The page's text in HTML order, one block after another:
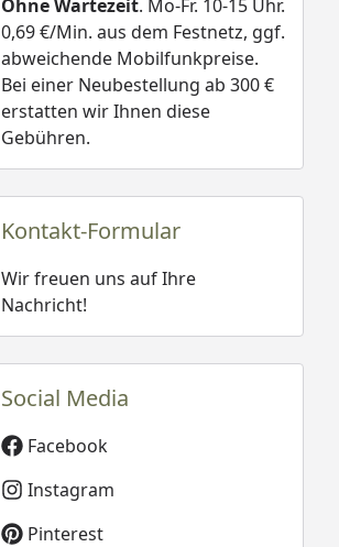
Ohne Wartezeit. Mo-Fr. 10-15 Uhr.
0,69 €/Min. aus dem Festnetz, ggf.
abweichende Mobilfunkpreise.
Bei einer Neubestellung ab 300 €
erstatten wir Ihnen diese
Gebühren.
Kontakt-Formular
Wir freuen uns auf Ihre
Nachricht!
Social Media
Facebook
Instagram
Pinterest